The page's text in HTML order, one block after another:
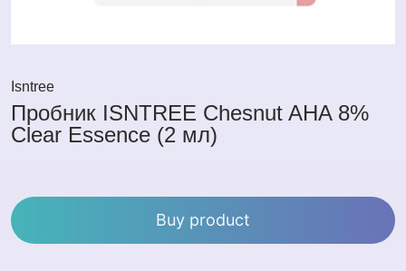
Isntree
Пробник ISNTREE Chesnut AHA 8%
Clear Essence (2 мл)
Buy product